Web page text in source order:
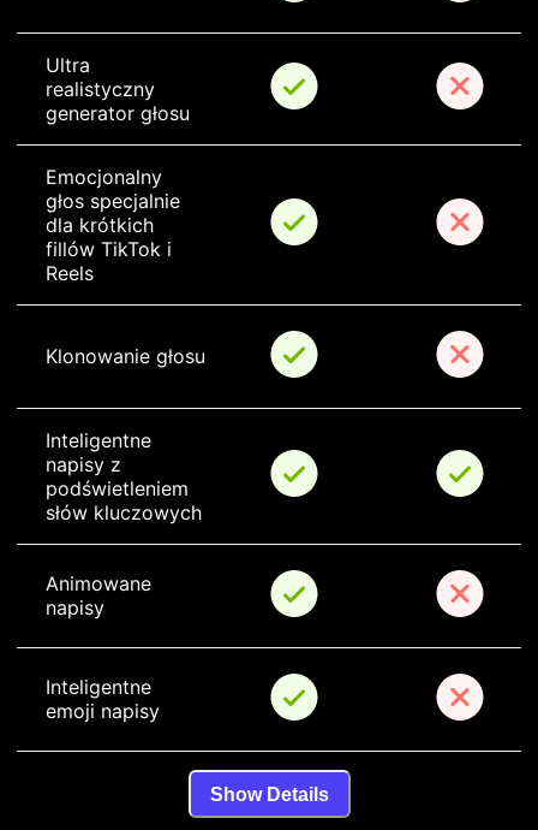
Ultra
realistyczny
generator głosu
Emocjonalny
głos specjalnie
dla krótkich
fillów TikTok i
Reels
Klonowanie głosu
Inteligentne
napisy z
podświetleniem
słów kluczowych
Animowane
napisy
Inteligentne
emoji napisy
Show Details